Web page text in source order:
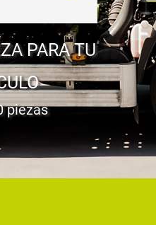
PARA TU
piezas